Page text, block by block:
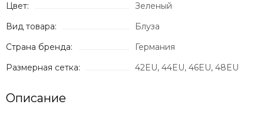
Цвет:
Зеленый
Вид товара:
Блуза
Страна бренда:
Германия
Размерная сетка:
42EU, 44EU, 46EU, 48EU
Описание